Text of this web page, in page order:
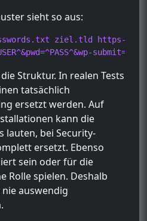
sieht so aus:
ziel.tld https-
Struktur. In realen Tests
tatsächlich
ersetzt werden. Auf
kann die
lauten, bei Security-
ersetzt. Ebenso
sein oder für die
Rolle spielen. Deshalb
auswendig